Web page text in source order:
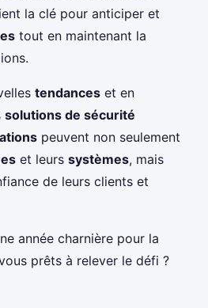
la clé pour anticiper et
tout en maintenant la
tendances et en
solutions de sécurité
peuvent non seulement
et leurs systèmes, mais
de leurs clients et
année charnière pour la
prêts à relever le défi ?